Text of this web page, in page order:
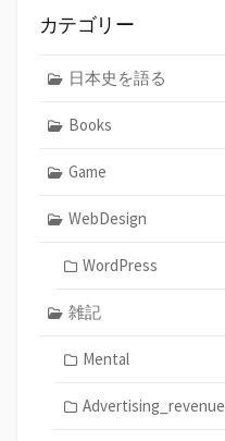
カテゴリー
日本史を語る
Books
Game
WebDesign
WordPress
雑記
Mental
Advertising_revenue